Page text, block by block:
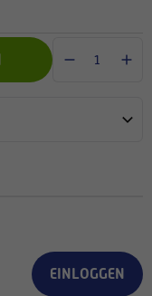
EINLOGGEN